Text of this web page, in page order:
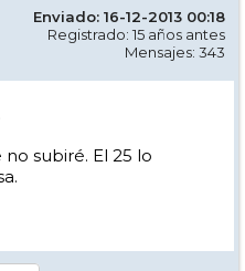
Enviado: 16-12-2013 00:18
Registrado: 15 años antes
Mensajes: 343
subiré. El 25 lo